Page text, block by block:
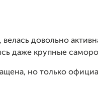
довольно
даже крупные
но только